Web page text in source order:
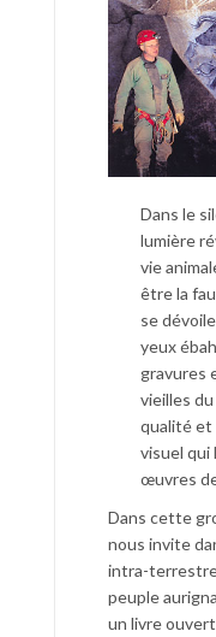
Dans le
lumière
vie
être la
se
yeux
gravures
vieilles
qualité et
visuel qui
œuvres
Dans cette
nous invite
intra-
peuple
un livre